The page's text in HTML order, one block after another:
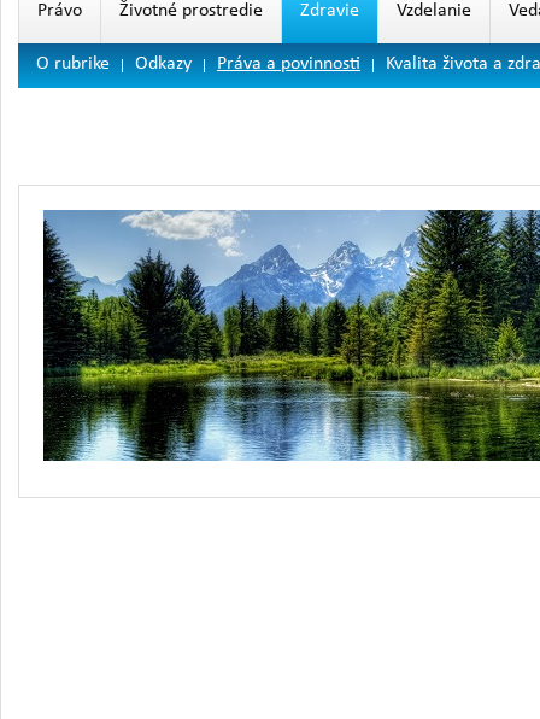
Právo Životné prostredie Zdravie Vzdelanie
O rubrike Odkazy Práva a povinnosti Kvalita života a